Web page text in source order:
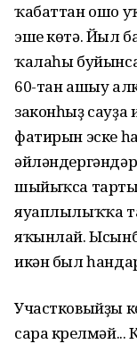
ҡабаттан ошо
эше көтә. Йыл
ҡалаһы буйынса
60-тан ашыу
законһыҙ сауҙа
фатирын эске
шыйыҡса
яуаплылыҡҡа
яҡынлай.
икән был
Участковыйҙы
сара